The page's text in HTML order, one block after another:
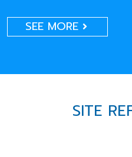
SEE MORE
SITE